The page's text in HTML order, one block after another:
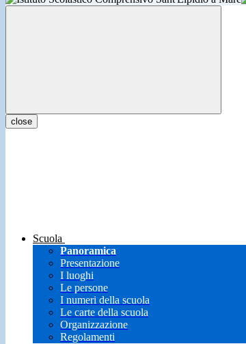
close
Scuola
Panoramica
Presentazione
I luoghi
Le persone
I numeri della scuola
Le carte della scuola
Organizzazione
Regolamenti